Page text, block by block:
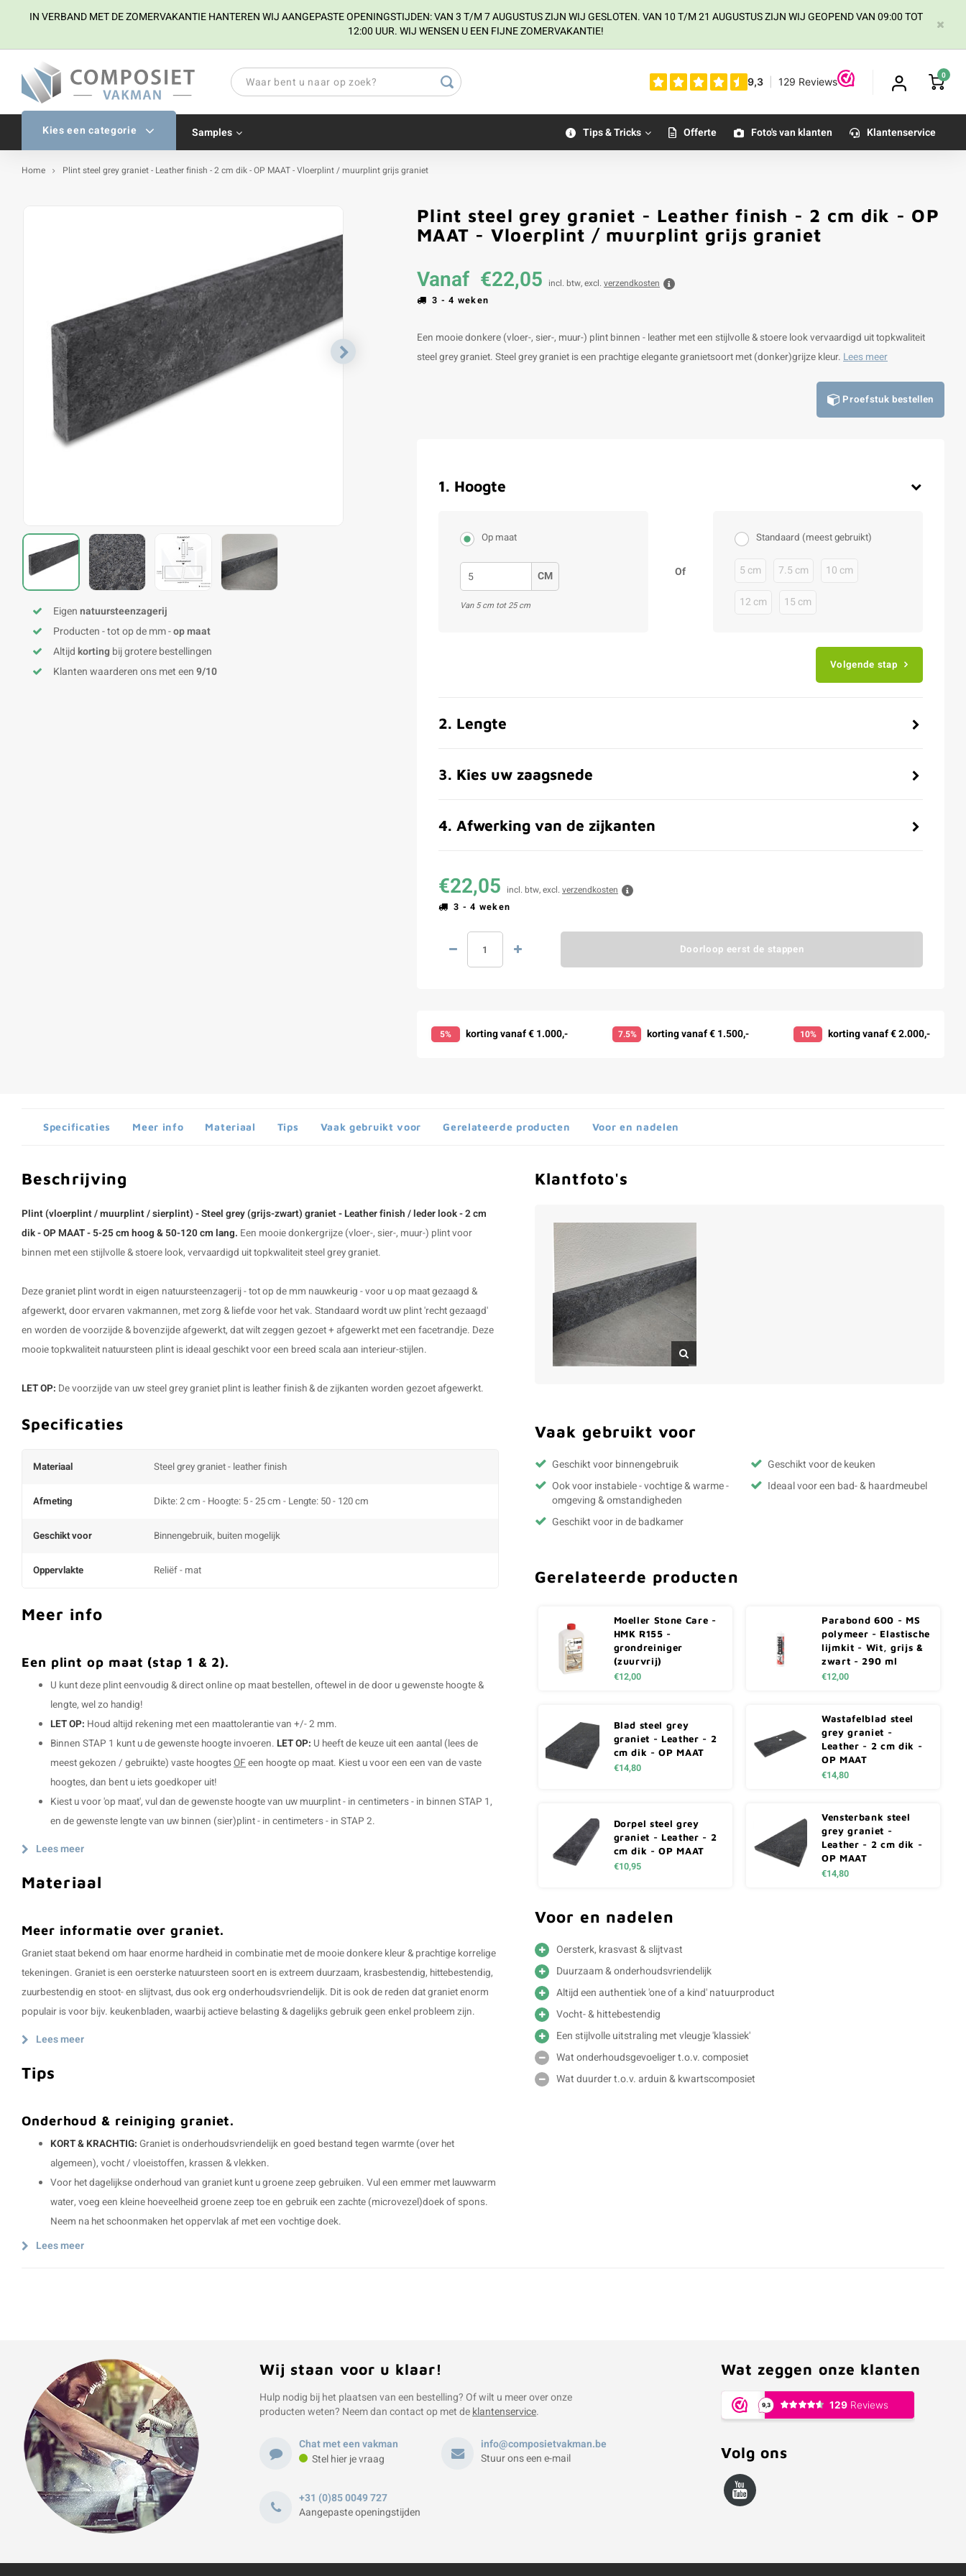
IN VERBAND MET DE ZOMERVAKANTIE HANTEREN WIJ AANGEPASTE OPENINGSTIJDEN: VAN 3 T/M 7 AUGUSTUS ZIJN WIJ GESLOTEN. VAN 10 T/M 21 AUGUSTUS ZIJN WIJ GEOPEND VAN 09:00 TOT
12:00 UUR. WIJ WENSEN U EEN FIJNE ZOMERVAKANTIE!
0
Kies een categorie Samples Tips & Tricks Offerte Foto's van klanten Klantenservice
Home Plint steel grey graniet - Leather finish - 2 cm dik - OP MAAT - Vloerplint / muurplint grijs graniet
Eigennatuursteenzagerij
Producten - tot op de mm -op maat
Altijdkortingbij grotere bestellingen
Klanten waarderen ons met een9/10
Plint steel grey graniet - Leather finish - 2 cm dik - OP
MAAT - Vloerplint / muurplint grijs graniet
Vanaf €22,05 incl. btw, excl. verzendkosten
3 - 4 weken
Een mooie donkere (vloer-, sier-, muur-) plint binnen - leather met een stijlvolle & stoere look vervaardigd uit topkwaliteit
steel grey graniet. Steel grey graniet is een prachtige elegante granietsoort met (donker)grijze kleur. Lees meer
Proefstuk bestellen
1. Hoogte
Op maat
CM
Van 5 cm tot 25 cm
Of
Standaard (meest gebruikt)
5 cm 7.5 cm 10 cm
12 cm 15 cm
Volgende stap
2. Lengte
3. Kies uw zaagsnede
4. Afwerking van de zijkanten
€22,05 incl. btw, excl. verzendkosten
3 - 4 weken
Doorloop eerst de stappen
5% korting vanaf € 1.000,- 7.5% korting vanaf € 1.500,- 10% korting vanaf € 2.000,-
Specificaties Meer info Materiaal Tips Vaak gebruikt voor Gerelateerde producten Voor en nadelen
Beschrijving
Plint (vloerplint / muurplint / sierplint) - Steel grey (grijs-zwart) graniet - Leather finish / leder look - 2 cm
dik - OP MAAT - 5-25 cm hoog & 50-120 cm lang. Een mooie donkergrijze (vloer-, sier-, muur-) plint voor
binnen met een stijlvolle & stoere look, vervaardigd uit topkwaliteit steel grey graniet.
Dezegraniet plintwordt in eigen natuursteenzagerij - tot op de mm nauwkeurig - voor u op maat gezaagd &
afgewerkt, door ervaren vakmannen, met zorg & liefde voor het vak. Standaard wordt uw plint 'recht gezaagd'
en worden de voorzijde & bovenzijde afgewerkt, dat wilt zeggen gezoet + afgewerkt met een facetrandje. Deze
mooie topkwaliteit natuursteen plint is ideaal geschikt voor een breed scala aan interieur-stijlen.
LET OP: De voorzijde van uw steel grey graniet plint is leather finish & de zijkanten worden gezoet afgewerkt.
Specificaties
Materiaal Steel grey graniet - leather finish
Afmeting Dikte: 2 cm - Hoogte: 5 - 25 cm - Lengte: 50 - 120 cm
Geschikt voor Binnengebruik, buiten mogelijk
Oppervlakte Reliëf - mat
Meer info
Een plint op maat (stap 1 & 2).
U kunt deze plint eenvoudig & direct online op maat bestellen, oftewel in de door u gewenste hoogte &
lengte, wel zo handig!
LET OP: Houd altijd rekening met een maattolerantie van +/- 2 mm.
Binnen STAP 1 kunt u de gewenste hoogte invoeren. LET OP: U heeft de keuze uit een aantal (lees de
meest gekozen / gebruikte) vaste hoogtesOFeen hoogte op maat. Kiest u voor een een van de vaste
hoogtes, dan bent u iets goedkoper uit!
Kiest u voor 'op maat', vul dan de gewenste hoogte van uw muurplint - in centimeters - in binnen STAP 1,
en de gewenste lengte van uw binnen (sier)plint - in centimeters - in STAP 2.
Lees meer
Materiaal
Meer informatie over graniet.
Graniet staat bekend om haar enorme hardheid in combinatie met de mooie donkere kleur & prachtige korrelige
tekeningen. Graniet is een oersterke natuursteen soort en is extreem duurzaam, krasbestendig, hittebestendig,
zuurbestendig en stoot- en slijtvast, dus ook erg onderhoudsvriendelijk. Dit is ook de reden dat graniet enorm
populair is voor bijv. keukenbladen, waarbij actieve belasting & dagelijks gebruik geen enkel probleem zijn.
Lees meer
Tips
Onderhoud & reiniging graniet.
KORT & KRACHTIG: Graniet is onderhoudsvriendelijk en goed bestand tegen warmte (over het
algemeen), vocht / vloeistoffen, krassen & vlekken.
Voor het dagelijkse onderhoud van graniet kunt u groene zeep gebruiken. Vul een emmer met lauwwarm
water, voeg een kleine hoeveelheid groene zeep toe en gebruik een zachte (microvezel)doek of spons.
Neem na het schoonmaken het oppervlak af met een vochtige doek.
Lees meer
Klantfoto's
Vaak gebruikt voor
Geschikt voor binnengebruik
Ook voor instabiele - vochtige & warme -
omgeving & omstandigheden
Geschikt voor in de badkamer
Geschikt voor de keuken
Ideaal voor een bad- & haardmeubel
Gerelateerde producten
Moeller Stone Care -
HMK R155 -
grondreiniger
(zuurvrij)
€12,00
Parabond 600 - MS
polymeer - Elastische
lijmkit - Wit, grijs &
zwart - 290 ml
€12,00
Blad steel grey
graniet - Leather - 2
cm dik - OP MAAT
€14,80
Wastafelblad steel
grey graniet -
Leather - 2 cm dik -
OP MAAT
€14,80
Dorpel steel grey
graniet - Leather - 2
cm dik - OP MAAT
€10,95
Vensterbank steel
grey graniet -
Leather - 2 cm dik -
OP MAAT
€14,80
Voor en nadelen
Oersterk, krasvast & slijtvast
Duurzaam & onderhoudsvriendelijk
Altijd een authentiek 'one of a kind' natuurproduct
Vocht- & hittebestendig
Een stijlvolle uitstraling met vleugje 'klassiek'
Wat onderhoudsgevoeliger t.o.v. composiet
Wat duurder t.o.v. arduin & kwartscomposiet
Wij staan voor u klaar!
Hulp nodig bij het plaatsen van een bestelling? Of wilt u meer over onze
producten weten? Neem dan contact op met deklantenservice.
Chat met een vakman
Stel hier je vraag
info@composietvakman.be
Stuur ons een e-mail
+31 (0)85 0049 727
Aangepaste openingstijden
Wat zeggen onze klanten
Volg ons